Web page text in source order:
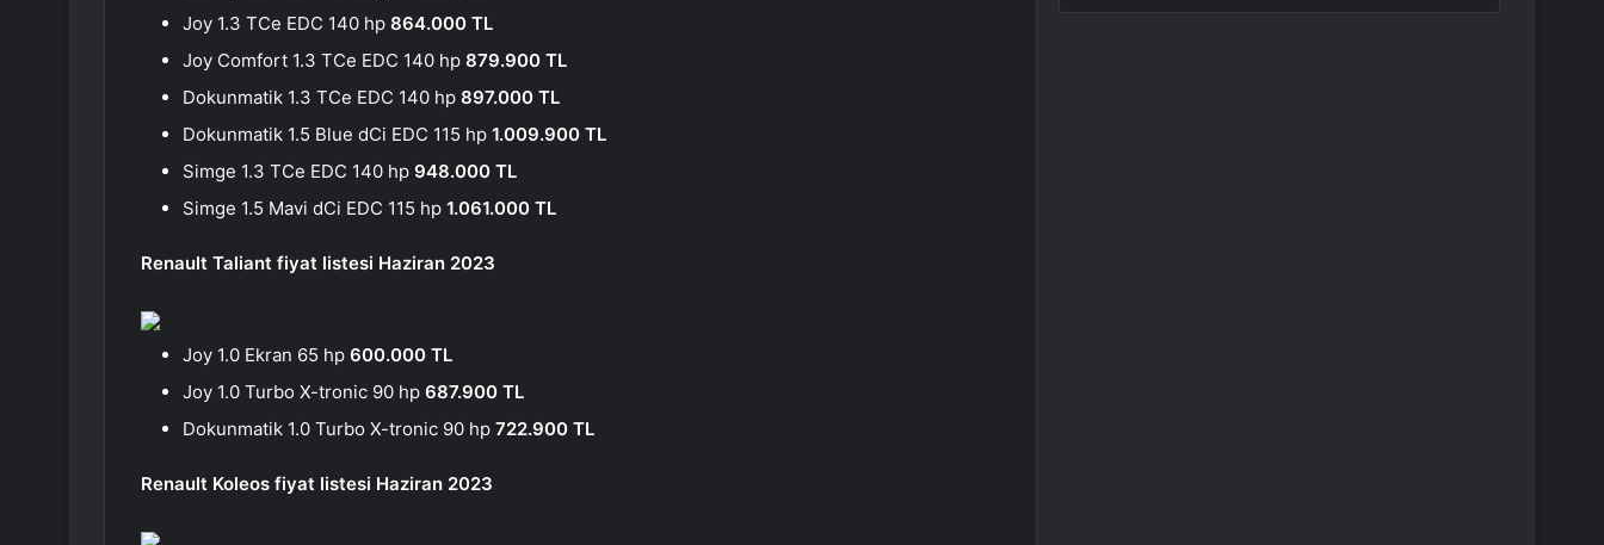
Joy 1.3 TCe EDC 140 hp 864.000 TL
Joy Comfort 1.3 TCe EDC 140 hp 879.900 TL
Dokunmatik 1.3 TCe EDC 140 hp 897.000 TL
Dokunmatik 1.5 Blue dCi EDC 115 hp 1.009.900 TL
Simge 1.3 TCe EDC 140 hp 948.000 TL
Simge 1.5 Mavi dCi EDC 115 hp 1.061.000 TL
Renault Taliant fiyat listesi Haziran 2023
Joy 1.0 Ekran 65 hp 600.000 TL
Joy 1.0 Turbo X-tronic 90 hp 687.900 TL
Dokunmatik 1.0 Turbo X-tronic 90 hp 722.900 TL
Renault Koleos fiyat listesi Haziran 2023